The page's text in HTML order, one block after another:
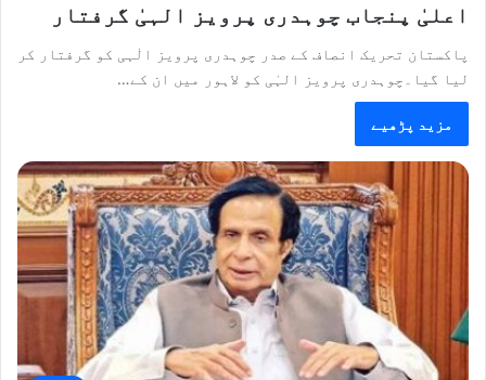
اعلیٰ پنجاب چوہدری پرویز الہیٰ گرفتار
پاکستان تحریک انصاف کے صدر چوہدری پرویز الٰہی کو گرفتار کر
لیا گیا۔چوہدری پرویز الہٰی کو لاہور میں ان کے…
مزید پڑھیے